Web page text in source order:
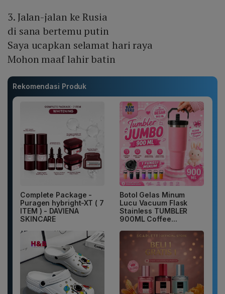
3. Jalan-jalan ke Rusia
di sana bertemu putin
Saya ucapkan selamat hari raya
Mohon maaf lahir batin
Rekomendasi Produk
Complete Package -
Puragen hybright-XT ( 7
ITEM ) - DAVIENA
SKINCARE
Botol Gelas Minum
Lucu Vacuum Flask
Stainless TUMBLER
900ML Coffee...